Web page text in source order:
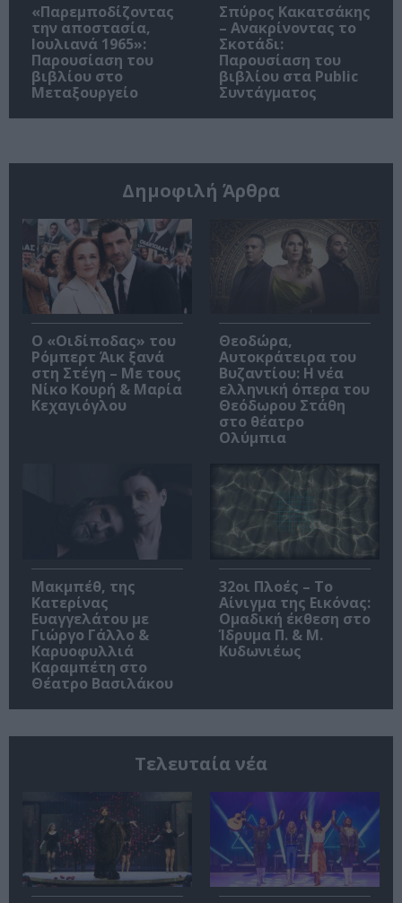
«Παρεμποδίζοντας
την αποστασία,
Ιουλιανά 1965»:
Παρουσίαση του
βιβλίου στο
Μεταξουργείο
Σπύρος Κακατσάκης
– Ανακρίνοντας το
Σκοτάδι:
Παρουσίαση του
βιβλίου στα Public
Συντάγματος
Δημοφιλή Άρθρα
O «Οιδίποδας» του
Ρόμπερτ Άικ ξανά
στη Στέγη – Με τους
Νίκο Κουρή & Μαρία
Κεχαγιόγλου
Θεοδώρα,
Αυτοκράτειρα του
Βυζαντίου: Η νέα
ελληνική όπερα του
Θεόδωρου Στάθη
στο θέατρο
Ολύμπια
Μακμπέθ, της
Κατερίνας
Ευαγγελάτου με
Γιώργο Γάλλο &
Καρυοφυλλιά
Καραμπέτη στο
Θέατρο Βασιλάκου
32οι Πλοές – Το
Αίνιγμα της Εικόνας:
Ομαδική έκθεση στο
Ίδρυμα Π. & Μ.
Κυδωνιέως
Τελευταία νέα